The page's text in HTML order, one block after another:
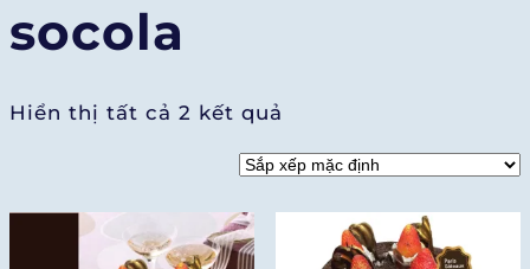
socola
Hiển thị tất cả 2 kết quả